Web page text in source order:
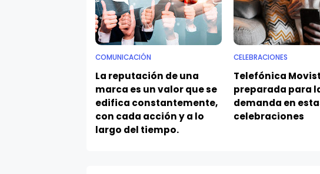
COMUNICACIÓN
La reputación de una
marca es un valor que se
edifica constantemente,
con cada acción y a lo
largo del tiempo.
CELEBRACIONES
Telefónica
preparada para
demanda en
celebraciones